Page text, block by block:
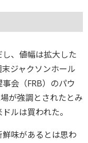
、値幅は拡大した
ジャクソンホール
会（FRB）のパウ
が強調とされたとみ
ルは買われた。
味があるとは思わ